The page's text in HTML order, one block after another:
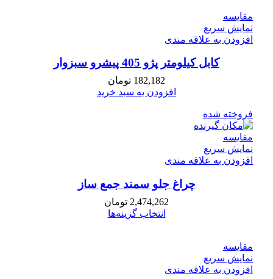
مقايسه
نمایش سریع
افزودن به علاقه مندی
كابل كيلومتر پژو 405 پیشرو سبزوار
182,182 تومان
افزودن به سبد خرید
فروخته شده
مقايسه
نمایش سریع
افزودن به علاقه مندی
چراغ جلو سمند جمع ساز
2,474,262 تومان
انتخاب گزینه‌ها
مقايسه
نمایش سریع
افزودن به علاقه مندی